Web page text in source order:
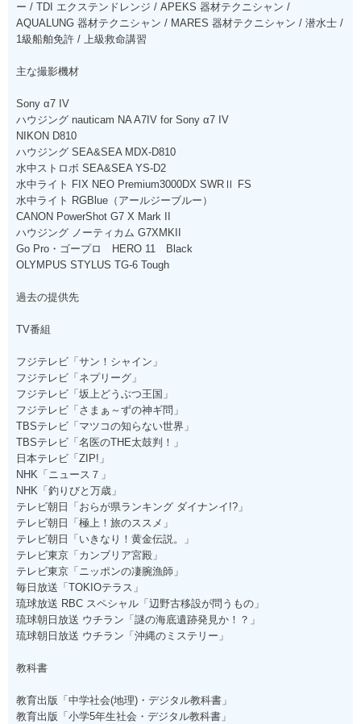
ー / TDI エクステンドレンジ / APEKS 器材テクニシャン /
AQUALUNG 器材テクニシャン / MARES 器材テクニシャン / 潜水士 /
1級船舶免許 / 上級救命講習
主な撮影機材
Sony α7 IV
ハウジング nauticam NA A7IV for Sony α7 IV
NIKON D810
ハウジング SEA&SEA MDX-D810
水中ストロボ SEA&SEA YS-D2
水中ライト FIX NEO Premium3000DX SWRⅡ FS
水中ライト RGBlue（アールジーブルー）
CANON PowerShot G7 X Mark II
ハウジング ノーティカム G7XMKII
Go Pro・ゴープロ HERO 11 Black
OLYMPUS STYLUS TG-6 Tough
過去の提供先
TV番組
フジテレビ「サン！シャイン」
フジテレビ「ネプリーグ」
フジテレビ「坂上どうぶつ王国」
フジテレビ「さまぁ～ずの神ギ問」
TBSテレビ「マツコの知らない世界」
TBSテレビ「名医のTHE太鼓判！」
日本テレビ「ZIP!」
NHK「ニュース７」
NHK「釣りびと万歳」
テレビ朝日「おらが県ランキング ダイナンイ!?」
テレビ朝日「極上！旅のススメ」
テレビ朝日「いきなり！黄金伝説。」
テレビ東京「カンブリア宮殿」
テレビ東京「ニッポンの凄腕漁師」
毎日放送「TOKIOテラス」
琉球放送 RBC スペシャル「辺野古移設が問うもの」
琉球朝日放送 ウチラン「謎の海底遺跡発見か！？」
琉球朝日放送 ウチラン「沖縄のミステリー」
教科書
教育出版「中学社会(地理)・デジタル教科書」
教育出版「小学5年生社会・デジタル教科書」